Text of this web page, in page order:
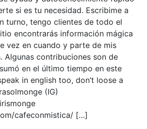
si es tu necesidad. Escribime a
turno, tengo clientes de todo el
encontrarás información mágica
vez en cuando y parte de mis
Algunas contribuciones son de
en el último tiempo en este
in english too, don’t loose a
(IG)
cafeconmistica/ […]